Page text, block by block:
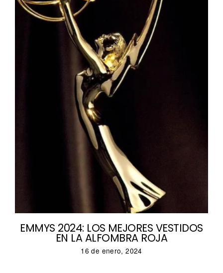
EMMYS 2024: LOS MEJORES VESTIDOS
EN LA ALFOMBRA ROJA
16 de enero, 2024